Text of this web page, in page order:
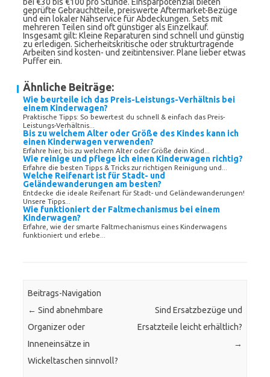
geprüfte Gebrauchtteile, preiswerte Aftermarket-Bezüge
und ein lokaler Nähservice für Abdeckungen. Sets mit
mehreren Teilen sind oft günstiger als Einzelkauf.
Insgesamt gilt: Kleine Reparaturen sind schnell und günstig
zu erledigen. Sicherheitskritische oder strukturtragende
Arbeiten sind kosten- und zeitintensiver. Plane lieber etwas
Puffer ein.
Ähnliche Beiträge:
Wie beurteile ich das Preis-Leistungs-Verhältnis bei
einem Kinderwagen?
Praktische Tipps: So bewertest du schnell & einfach das Preis-
Leistungs-Verhältnis...
Bis zu welchem Alter oder Größe des Kindes kann ich
einen Kinderwagen verwenden?
Erfahre hier, bis zu welchem Alter oder Größe dein Kind...
Wie reinige und pflege ich einen Kinderwagen richtig?
Erfahre die besten Tipps & Tricks zur richtigen Reinigung und...
Welche Reifenart ist für Stadt- und
Geländewanderungen am besten?
Entdecke die ideale Reifenart für Stadt- und Geländewanderungen!
Unsere Tipps...
Wie funktioniert der Faltmechanismus bei einem
Kinderwagen?
Erfahre, wie der smarte Faltmechanismus eines Kinderwagens
funktioniert und erlebe...
Beitrags-Navigation
← Sind abnehmbare
Organizer oder
Inneneinsätze in
Wickeltaschen sinnvoll?
Sind Ersatzbezüge und
Ersatzteile leicht erhältlich?
→